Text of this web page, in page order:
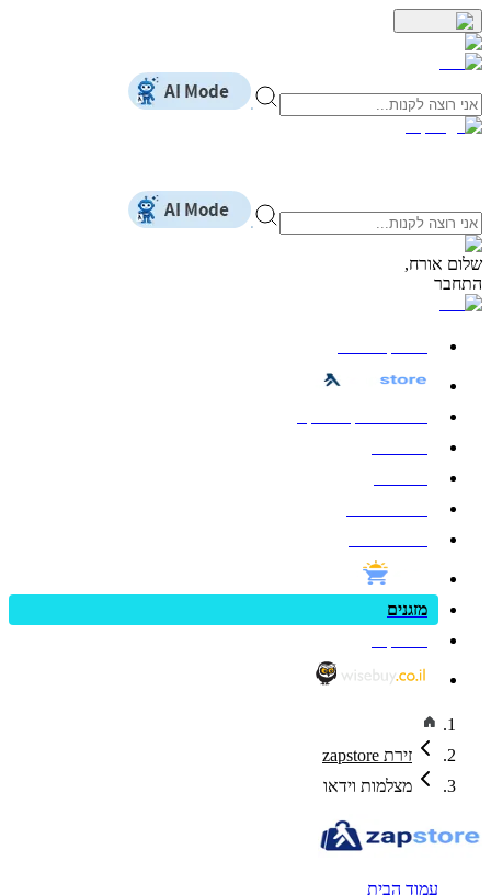
שלום אורח,
התחבר
מזגנים
זירת zapstore
מצלמות וידאו
עמוד הבית